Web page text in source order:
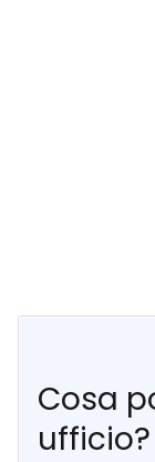
Cosa
ufficio?